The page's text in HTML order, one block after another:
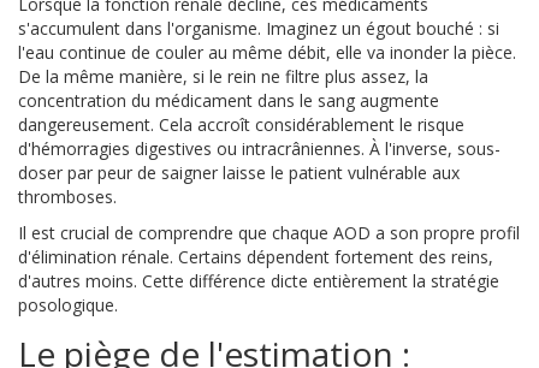
s'accumulent dans l'organisme. Imaginez un égout bouché : si
l'eau continue de couler au même débit, elle va inonder la pièce.
De la même manière, si le rein ne filtre plus assez, la
concentration du médicament dans le sang augmente
dangereusement. Cela accroît considérablement le risque
d'hémorragies digestives ou intracrâniennes. À l'inverse, sous-
doser par peur de saigner laisse le patient vulnérable aux
thromboses.
Il est crucial de comprendre que chaque AOD a son propre profil
d'élimination rénale. Certains dépendent fortement des reins,
d'autres moins. Cette différence dicte entièrement la stratégie
posologique.
Le piège de l'estimation :